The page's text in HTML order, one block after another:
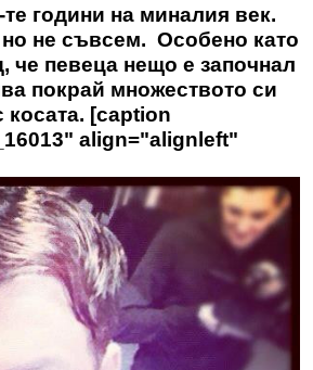
години на миналия век.
не съвсем. Особено като
че певеца нещо е започнал
покрай множеството си
косата. [caption
align="alignleft"